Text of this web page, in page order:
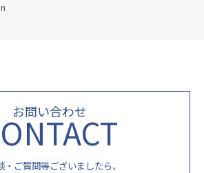
お問い合わせ
・ご質問等ございましたら、